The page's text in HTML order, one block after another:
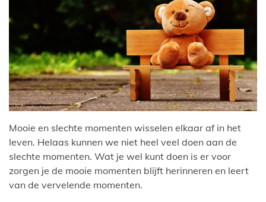
Mooie en slechte momenten wisselen elkaar af in het
leven. Helaas kunnen we niet heel veel doen aan de
slechte momenten. Wat je wel kunt doen is er voor
zorgen je de mooie momenten blijft herinneren en leert
van de vervelende momenten.